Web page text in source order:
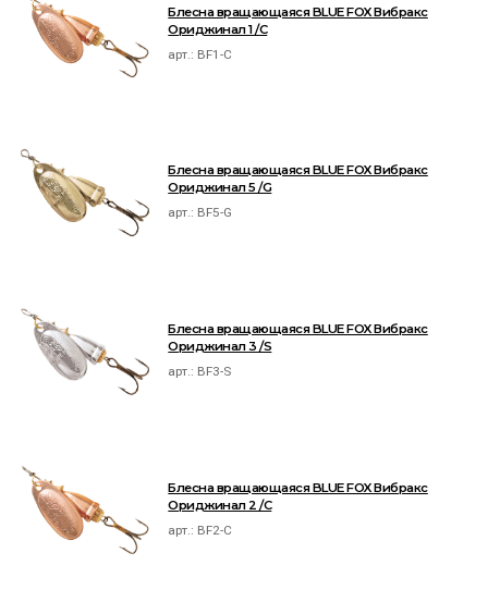
Блесна вращающаяся BLUE FOX Вибракс
Ориджинал 1 /C
арт.: BF1-C
Блесна вращающаяся BLUE FOX Вибракс
Ориджинал 5 /G
арт.: BF5-G
Блесна вращающаяся BLUE FOX Вибракс
Ориджинал 3 /S
арт.: BF3-S
Блесна вращающаяся BLUE FOX Вибракс
Ориджинал 2 /C
арт.: BF2-C